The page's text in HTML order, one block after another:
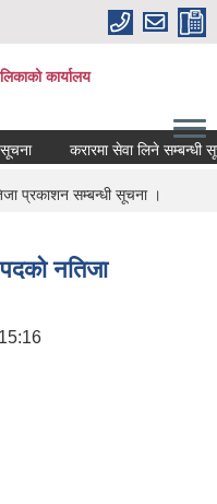
कार्यालय
करारमा सेवा लिने सम्बन्धी
प्रकाशन सम्बन्धी सूचना ।
नतिजा